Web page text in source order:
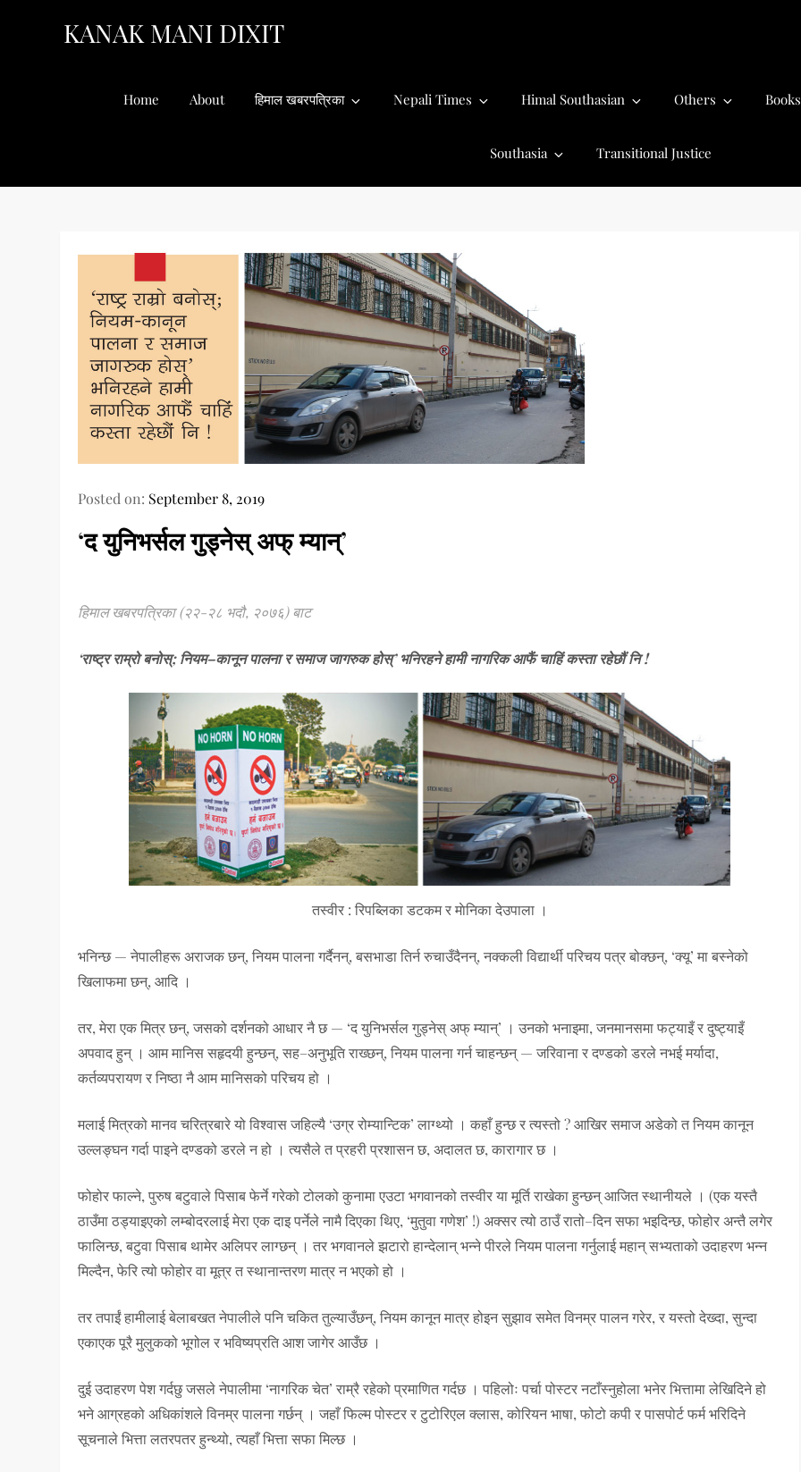
KANAK MANI DIXIT
Home About हिमाल खबरपत्रिका Nepali Times Himal Southasian Others Books
Southasia Transitional Justice
Posted on: September 8, 2019
‘द युनिभर्सल गुड्नेस् अफ् म्यान्’
हिमाल खबरपत्रिका (२२-२८ भदौ, २०७६) बाट
‘राष्ट्र राम्रो बनोस्; नियम–कानून पालना र समाज जागरुक होस्’ भनिरहने हामी नागरिक आफैं चाहिं कस्ता रहेछौं नि !
तस्वीर : रिपब्लिका डटकम र माेनिका देउपाला ।
भनिन्छ — नेपालीहरू अराजक छन्, नियम पालना गर्दैनन्, बसभाडा तिर्न रुचाउँदैनन्, नक्कली विद्यार्थी परिचय पत्र बोक्छन्, ‘क्यू’ मा बस्नेको
खिलाफमा छन्, आदि ।
तर, मेरा एक मित्र छन्, जसको दर्शनको आधार नै छ — ‘द युनिभर्सल गुड्नेस् अफ् म्यान्’ । उनको भनाइमा, जनमानसमा फट्याइँ र दुष्ट्याइँ
अपवाद हुन् । आम मानिस सहृदयी हुन्छन्, सह–अनुभूति राख्छन्, नियम पालना गर्न चाहन्छन् — जरिवाना र दण्डको डरले नभई मर्यादा,
कर्तव्यपरायण र निष्ठा नै आम मानिसको परिचय हो ।
मलाई मित्रको मानव चरित्रबारे यो विश्वास जहिल्यै ‘उग्र रोम्यान्टिक’ लाग्थ्यो । कहाँ हुन्छ र त्यस्तो ? आखिर समाज अडेको त नियम कानून
उल्लङ्घन गर्दा पाइने दण्डको डरले न हो । त्यसैले त प्रहरी प्रशासन छ, अदालत छ, कारागार छ ।
फोहोर फाल्ने, पुरुष बटुवाले पिसाब फेर्ने गरेको टोलको कुनामा एउटा भगवानको तस्वीर या मूर्ति राखेका हुन्छन् आजित स्थानीयले । (एक यस्तै
ठाउँमा ठड्याइएको लम्बोदरलाई मेरा एक दाइ पर्नेले नामै दिएका थिए, ‘मुतुवा गणेश’ !) अक्सर त्यो ठाउँ रातो–दिन सफा भइदिन्छ, फोहोर अन्तै लगेर
फालिन्छ, बटुवा पिसाब थामेर अलिपर लाग्छन् । तर भगवानले झटारो हान्देलान् भन्ने पीरले नियम पालना गर्नुलाई महान् सभ्यताको उदाहरण भन्न
मिल्दैन, फेरि त्यो फोहोर वा मूत्र त स्थानान्तरण मात्र न भएको हो ।
तर तपाईं हामीलाई बेलाबखत नेपालीले पनि चकित तुल्याउँछन्, नियम कानून मात्र होइन सुझाव समेत विनम्र पालन गरेर, र यस्तो देख्दा, सुन्दा
एकाएक पूरै मुलुकको भूगोल र भविष्यप्रति आश जागेर आउँछ ।
दुई उदाहरण पेश गर्दछु जसले नेपालीमा ‘नागरिक चेत’ राम्रै रहेको प्रमाणित गर्दछ । पहिलोः पर्चा पोस्टर नटाँस्नुहोला भनेर भित्तामा लेखिदिने हो
भने आग्रहको अधिकांशले विनम्र पालना गर्छन् । जहाँ फिल्म पोस्टर र टुटोरिएल क्लास, कोरियन भाषा, फोटो कपी र पासपोर्ट फर्म भरिदिने
सूचनाले भित्ता लतरपतर हुन्थ्यो, त्यहाँ भित्ता सफा मिल्छ ।